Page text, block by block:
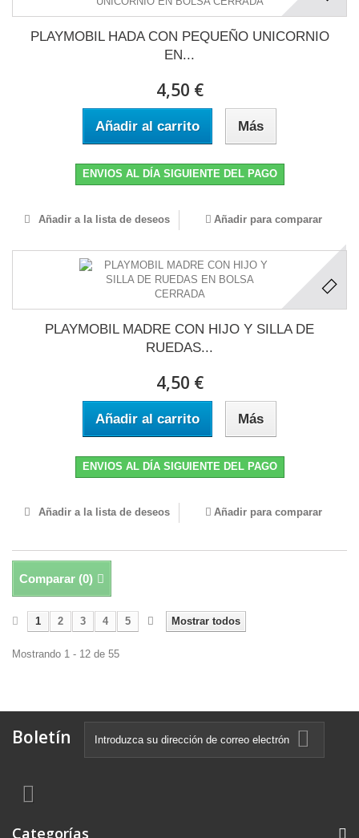
PLAYMOBIL HADA CON PEQUEÑO UNICORNIO
EN...
4,50 €
Añadir al carrito Más
ENVIOS AL DÍA SIGUIENTE DEL PAGO
Añadir a la lista de deseos Añadir para comparar
PLAYMOBIL MADRE CON HIJO Y SILLA DE
RUEDAS...
4,50 €
Añadir al carrito Más
ENVIOS AL DÍA SIGUIENTE DEL PAGO
Añadir a la lista de deseos Añadir para comparar
Comparar (0)
Mostrar todos
1 2 3 4 5
Mostrando 1 - 12 de 55
Boletín
Categorías